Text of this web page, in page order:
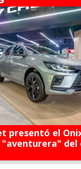
presentó el
"aventurera" del